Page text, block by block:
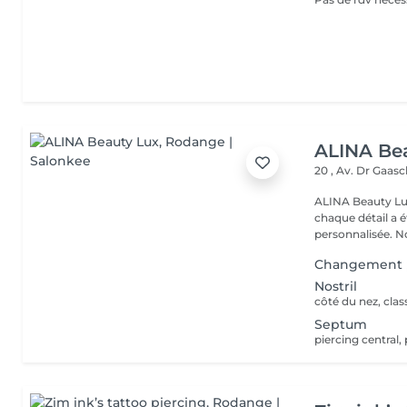
ALINA
20 , Av. Dr
ALINA Beauty
chaque détail a
Changement
Nostril
Septum